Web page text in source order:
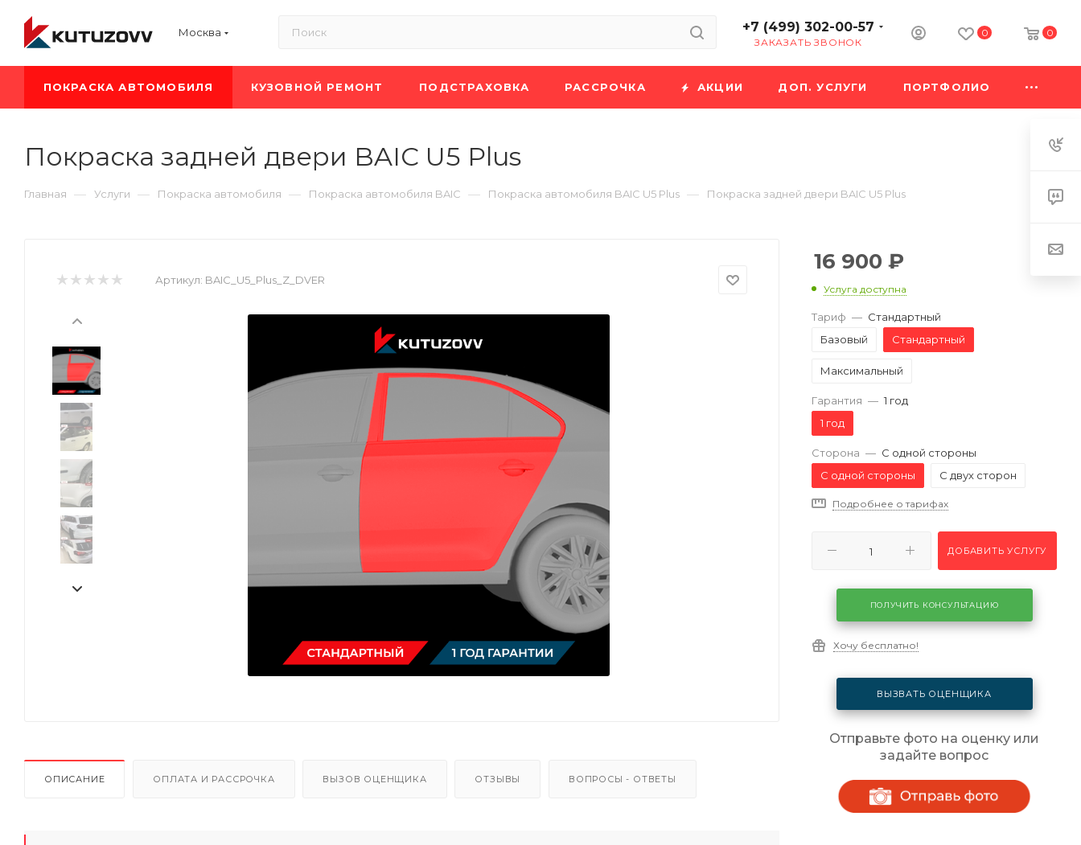
Москва +7 (499) 302-00-57
ЗАКАЗАТЬ ЗВОНОК
0 0
ПОКРАСКА АВТОМОБИЛЯ КУЗОВНОЙ РЕМОНТ ПОДСТРАХОВКА РАССРОЧКА АКЦИИ ДОП. УСЛУГИ ПОРТФОЛИО
Покраска задней двери BAIC U5 Plus
Главная — Услуги — Покраска автомобиля — Покраска автомобиля BAIC — Покраска автомобиля BAIC U5 Plus — Покраска задней двери BAIC U5 Plus
Артикул: BAIC_U5_Plus_Z_DVER
ОПИСАНИЕ ОПЛАТА И РАССРОЧКА ВЫЗОВ ОЦЕНЩИКА ОТЗЫВЫ ВОПРОСЫ - ОТВЕТЫ
16 900 ₽
Услуга доступна
Тариф — Стандартный
Базовый
Стандартный
Максимальный
Гарантия — 1 год
1 год
Сторона — С одной стороны
С одной стороны
С двух сторон
Подробнее о тарифах
ДОБАВИТЬ УСЛУГУ
ПОЛУЧИТЬ КОНСУЛЬТАЦИЮ
Хочу бесплатно!
ВЫЗВАТЬ ОЦЕНЩИКА
Отправьте фото на оценку или
задайте вопрос